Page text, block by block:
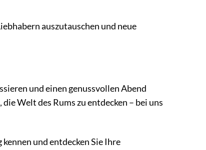
auszutauschen und neue
und einen genussvollen Abend
Welt des Rums zu entdecken – bei uns
und entdecken Sie Ihre